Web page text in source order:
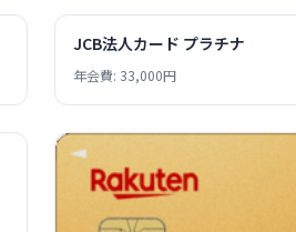
JCB法人カード プラチナ
年会費: 33,000円